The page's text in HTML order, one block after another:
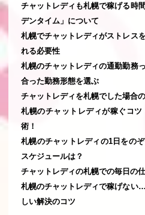
チャットレディも札幌で稼げる時
デンタイム」について
札幌でチャットレディがストレス
れる必要性
札幌のチャットレディの通勤勤務
合った勤務形態を選ぶ
チャットレディを札幌でした場合
札幌のチャットレディが稼ぐコ
術！
札幌のチャットレディの1日をの
スケジュールは？
チャットレディの札幌での毎日の
札幌のチャットレディで稼げない
しい解決のコツ